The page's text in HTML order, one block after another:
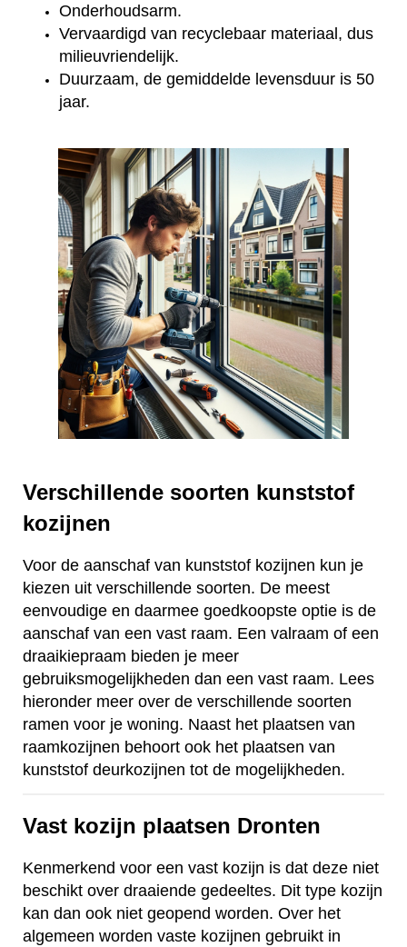
Onderhoudsarm.
Vervaardigd van recyclebaar materiaal, dus
milieuvriendelijk.
Duurzaam, de gemiddelde levensduur is 50
jaar.
Verschillende soorten kunststof
kozijnen
Voor de aanschaf van kunststof kozijnen kun je
kiezen uit verschillende soorten. De meest
eenvoudige en daarmee goedkoopste optie is de
aanschaf van een vast raam. Een valraam of een
draaikiepraam bieden je meer
gebruiksmogelijkheden dan een vast raam. Lees
hieronder meer over de verschillende soorten
ramen voor je woning. Naast het plaatsen van
raamkozijnen behoort ook het plaatsen van
kunststof deurkozijnen tot de mogelijkheden.
Vast kozijn plaatsen Dronten
Kenmerkend voor een vast kozijn is dat deze niet
beschikt over draaiende gedeeltes. Dit type kozijn
kan dan ook niet geopend worden. Over het
algemeen worden vaste kozijnen gebruikt in